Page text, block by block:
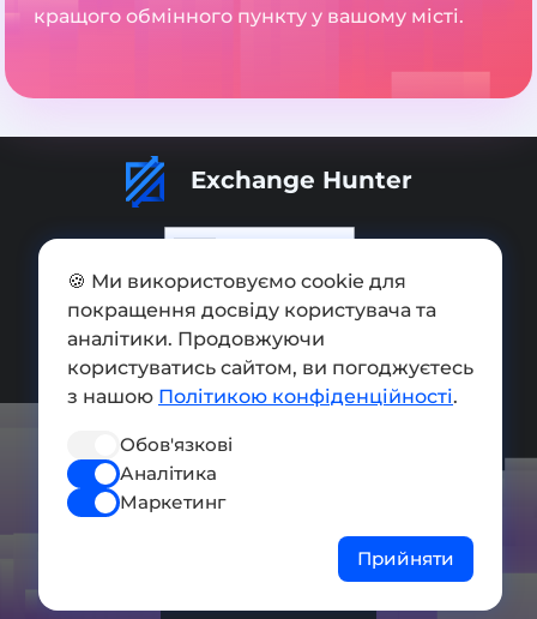
кращого обмінного пункту у вашому місті.
Exchange Hunter
Додати обмінник
Мапа сайту
Press kit
Умови використання
🍪 Ми використовуємо cookie для
покращення досвіду користувача та
аналітики. Продовжуючи
користуватись сайтом, ви погоджуєтесь
з нашою Політикою конфіденційності.
Обов'язкові
Аналітика
Маркетинг
Прийняти